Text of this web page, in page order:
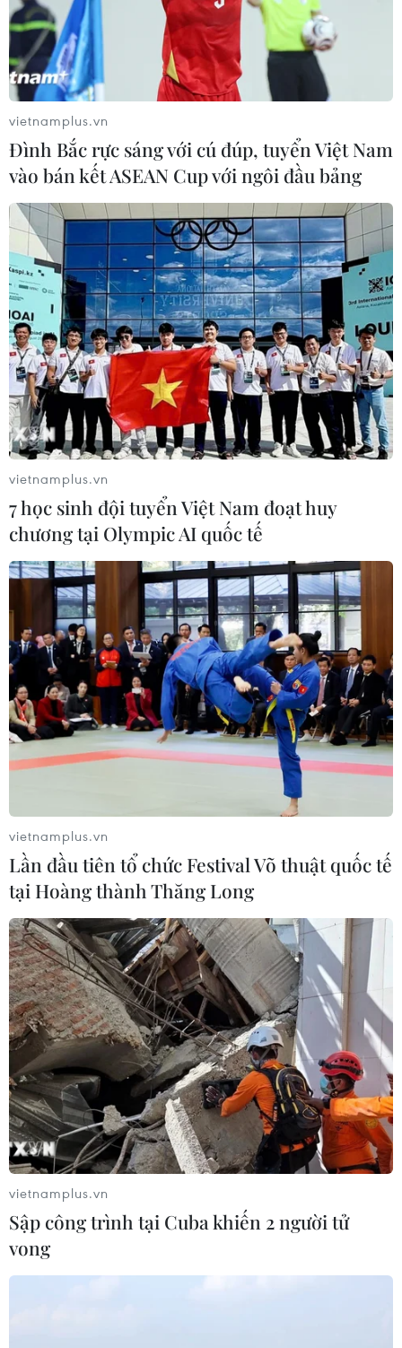
Malaysia giành trọn 3 điểm trong ngày ra
quân AFF Suzuki Cup 2018
08/11/2018 13:43
Đội tuyển Malaysia đã có được 3 điểm đầu tiên ngay
trong ngày ra quân AFF Suzuki Cup 2018 khi có chiến
thắng tối thiểu 1-0 ngay trên sân của Campuchia.
Lào - Việt Nam 0-3: Việt Nam chiếm ngôi
đầu sau lượt ra quân
08/11/2018 14:33
Phút 67, Nguyễn Quang Hải ghi bàn thắng tuyệt đẹp từ
chấm đá phạt để giúp đội tuyển Việt Nam dẫn trước
Lào 3-0 ở trận ra quân AFF Suzuki Cup 2018.
Hình ảnh đáng nhớ trong chiến
thắng của Việt Nam trước Lào
08/11/2018 15:02
Đội tuyển Việt Nam đã dễ dàng có chiến thắng đậm 3-0
trước đội tuyển Lào ở trận ra quân bảng A tại giải AFF
Suzuki Cup 2018.
vietnamplus.vn
Đình Bắc rực sáng với cú đúp, tuyển Việt Nam
vào bán kết ASEAN Cup với ngôi đầu bảng
vietnamplus.vn
7 học sinh đội tuyển Việt Nam đoạt huy
chương tại Olympic AI quốc tế
vietnamplus.vn
Lần đầu tiên tổ chức Festival Võ thuật quốc tế
tại Hoàng thành Thăng Long
vietnamplus.vn
Sập công trình tại Cuba khiến 2 người tử
vong